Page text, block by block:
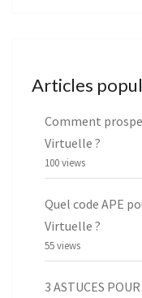
Articles
Comment
Virtuelle ?
100 views
Quel code APE
Virtuelle ?
55 views
3 ASTUCES